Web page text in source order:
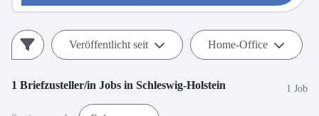
Veröffentlicht seit Home-Office
1 Briefzusteller/in Jobs in Schleswig-Holstein 1 Job